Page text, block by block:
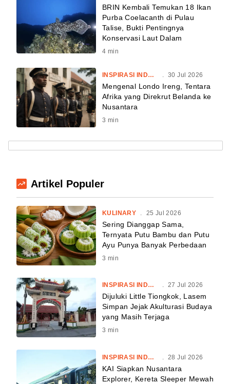
BRIN Kembali Temukan 18 Ikan
Purba Coelacanth di Pulau
Talise, Bukti Pentingnya
Konservasi Laut Dalam
4 min
INSPIRASI INDONESIA 30 Jul 2026
Mengenal Londo Ireng, Tentara
Afrika yang Direkrut Belanda ke
Nusantara
3 min
Artikel Populer
KULINARY . 25 Jul 2026
Sering Dianggap Sama,
Ternyata Putu Bambu dan Putu
Ayu Punya Banyak Perbedaan
3 min
INSPIRASI INDONESIA . 27 Jul 2026
Dijuluki Little Tiongkok, Lasem
Simpan Jejak Akulturasi Budaya
yang Masih Terjaga
3 min
INSPIRASI INDONESIA 28 Jul 2026
KAI Siapkan Nusantara
Explorer, Kereta Sleeper Mewah